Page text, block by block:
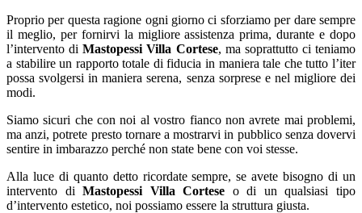
Proprio per questa ragione ogni giorno ci sforziamo per dare sempre
il meglio, per fornirvi la migliore assistenza prima, durante e dopo
l’intervento diMastopessi Villa Cortese, ma soprattutto ci teniamo
a stabilire un rapporto totale di fiducia in maniera tale che tutto l’iter
possa svolgersi in maniera serena, senza sorprese e nel migliore dei
modi.
Siamo sicuri che con noi al vostro fianco non avrete mai problemi,
ma anzi, potrete presto tornare a mostrarvi in pubblico senza dovervi
sentire in imbarazzo perché non state bene con voi stesse.
Alla luce di quanto detto ricordate sempre, se avete bisogno di un
intervento diMastopessi Villa Cortese o di un qualsiasi tipo
d’intervento estetico, noi possiamo essere la struttura giusta.